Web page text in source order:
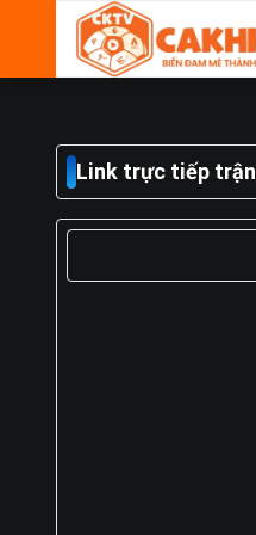
Link trực tiếp trận